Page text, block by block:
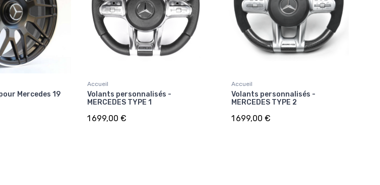
Mercedes 19
Accueil
Volants personnalisés -
MERCEDES TYPE 1
1 699,00 €
Accueil
Volants personnalisés -
MERCEDES TYPE 2
1 699,00 €